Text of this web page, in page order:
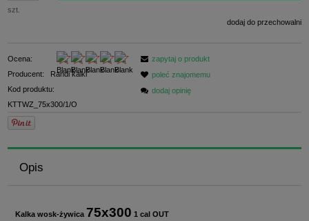
szt.
dodaj do przechowalni
Ocena:
Producent:
Randi kalki
Kod produktu:
KTTWZ_75x300/1/O
zapytaj o produkt
poleć znajomemu
dodaj opinię
Opis
Kalka wosk-żywica 75x300 1 cal OUT